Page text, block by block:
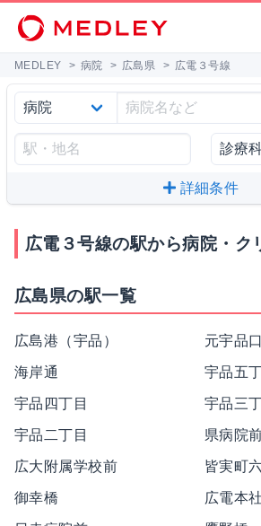
MEDLEY > 病院 > 広島県 > 広電３号線
詳細条件
広電３号線の駅から病院・ク
広島県の駅一覧
広島港（宇品） 元宇品口
海岸通 宇品五
宇品四丁目 宇品三
宇品二丁目 県病院
広大附属学校前 皆実町
御幸橋 広電本